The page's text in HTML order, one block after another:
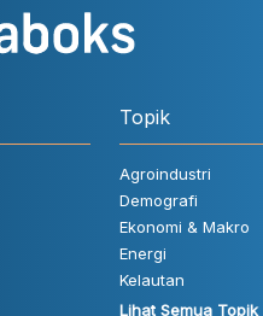
Topik
Agroindustri
Demografi
Ekonomi & Makro
Energi
Kelautan
Lihat Semua Topik